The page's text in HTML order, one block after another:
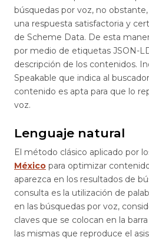
búsquedas por voz, no
una respuesta satisfactoria y
de Scheme Data. De esta
por medio de etiquetas JSON-
descripción de los contenidos.
Speakable que indica al
contenido es apta para que lo
voz.
Lenguaje natural
El método clásico aplicado por
México para optimizar
aparezca en los resultados de
consulta es la utilización de
en las búsquedas por voz,
claves que se colocan en la
las mismas que reproduce el